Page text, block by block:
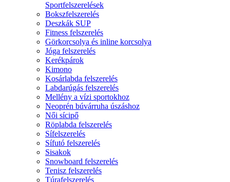
Sportfelszerelések
Bokszfelszerelés
Deszkák SUP
Fitness felszerelés
Görkorcsolya és inline korcsolya
Jóga felszerelés
Kerékpárok
Kimono
Kosárlabda felszerelés
Labdarúgás felszerelés
Mellény a vízi sportokhoz
Neoprén búvárruha úszáshoz
Női sícipő
Röplabda felszerelés
Sífelszerelés
Sífutó felszerelés
Sisakok
Snowboard felszerelés
Tenisz felszerelés
Túrafelszerelés